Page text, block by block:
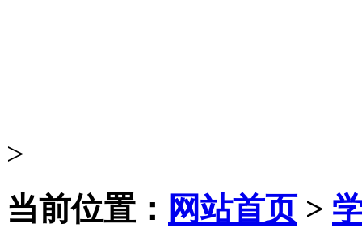
>
当前位置： 网站首页>